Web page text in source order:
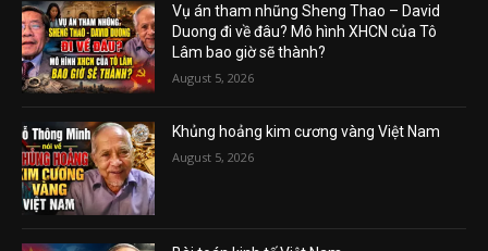
Vụ án tham nhũng Sheng Thao – David
Duong đi về đâu? Mô hình XHCN của Tô
Lâm bao giờ sẽ thành?
August 5, 2026
Khủng hoảng kim cương vàng Việt Nam
August 5, 2026